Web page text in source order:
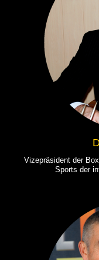
Vizepräsident der
Sports der